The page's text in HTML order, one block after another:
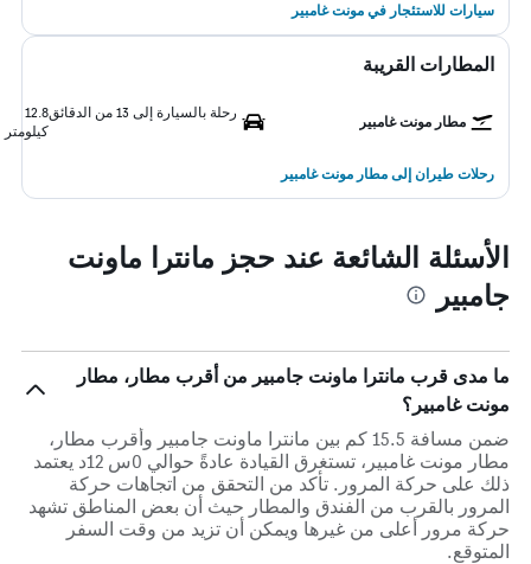
سيارات للاستئجار في مونت غامبير
المطارات القريبة
مطار مونت غامبير
رحلة بالسيارة إلى 13 من الدقائق
12.8
كيلومتر
رحلات طيران إلى مطار مونت غامبير
الأسئلة الشائعة عند حجز مانترا ماونت
جامبير
ما مدى قرب مانترا ماونت جامبير من أقرب مطار، مطار
مونت غامبير؟
ضمن مسافة 15.5 كم بين مانترا ماونت جامبير وأقرب مطار،
مطار مونت غامبير، تستغرق القيادة عادةً حوالي 0س 12د يعتمد
ذلك على حركة المرور. تأكد من التحقق من اتجاهات حركة
المرور بالقرب من الفندق والمطار حيث أن بعض المناطق تشهد
حركة مرور أعلى من غيرها ويمكن أن تزيد من وقت السفر
المتوقع.